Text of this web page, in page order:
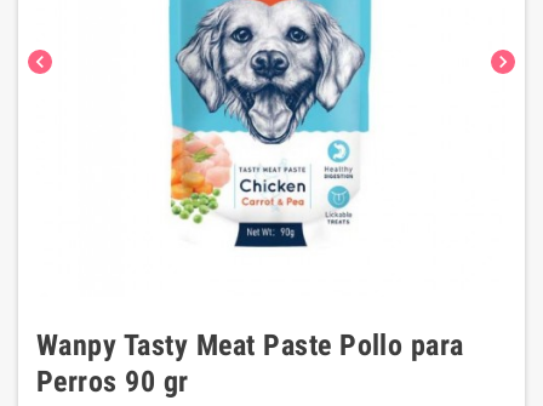
chevron_left chevron_right
Wanpy Tasty Meat Paste Pollo para
Perros 90 gr